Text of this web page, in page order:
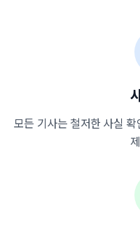
모든 기사는 철저한 사실